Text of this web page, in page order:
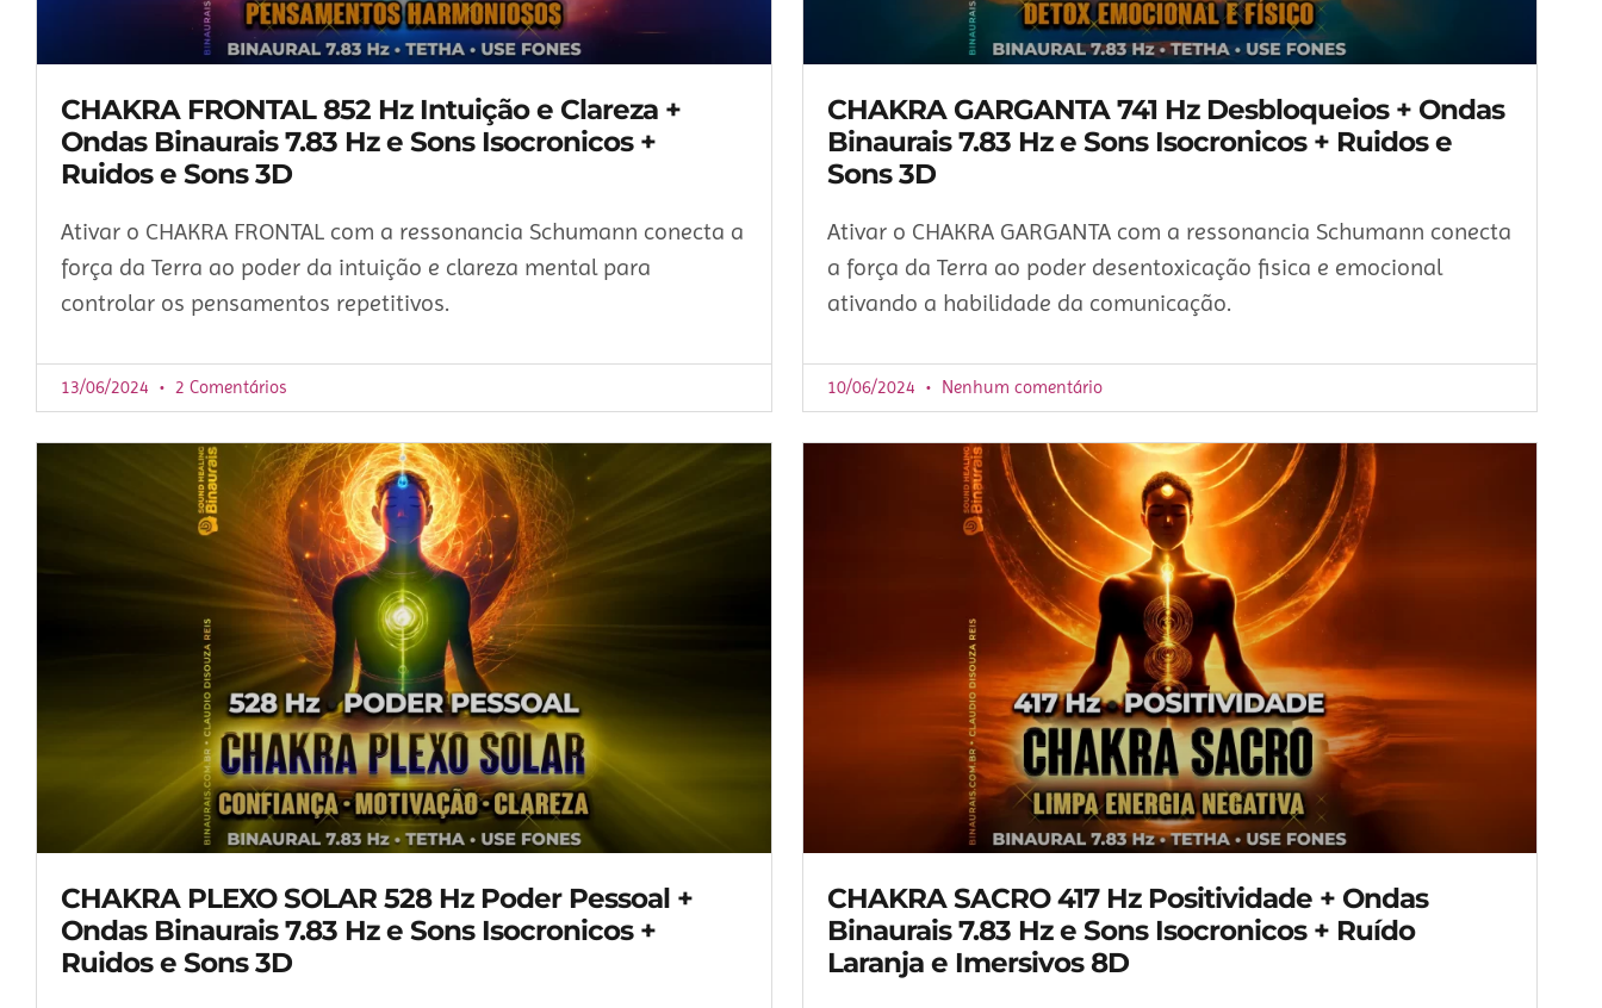
CHAKRA FRONTAL 852 Hz Intuição e Clareza +
Ondas Binaurais 7.83 Hz e Sons Isocronicos +
Ruidos e Sons 3D
Ativar o CHAKRA FRONTAL com a ressonancia Schumann conecta a
força da Terra ao poder da intuição e clareza mental para
controlar os pensamentos repetitivos.
13/06/2024 2 Comentários
CHAKRA GARGANTA 741 Hz Desbloqueios + Ondas
Binaurais 7.83 Hz e Sons Isocronicos + Ruidos e
Sons 3D
Ativar o CHAKRA GARGANTA com a ressonancia Schumann conecta
a força da Terra ao poder desentoxicação fisica e emocional
ativando a habilidade da comunicação.
10/06/2024 Nenhum comentário
CHAKRA PLEXO SOLAR 528 Hz Poder Pessoal +
Ondas Binaurais 7.83 Hz e Sons Isocronicos +
Ruidos e Sons 3D
CHAKRA SACRO 417 Hz Positividade + Ondas
Binaurais 7.83 Hz e Sons Isocronicos + Ruído
Laranja e Imersivos 8D